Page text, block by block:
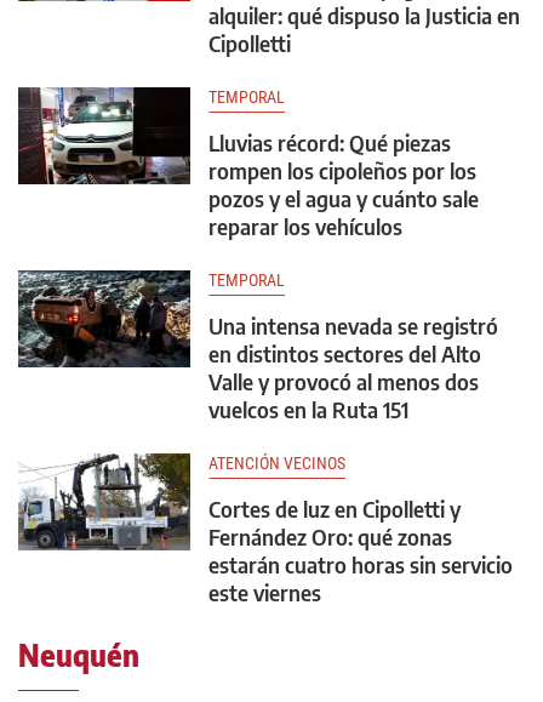
alquiler: qué dispuso la Justicia en
Cipolletti
TEMPORAL
Lluvias récord: Qué piezas
rompen los cipoleños por los
pozos y el agua y cuánto sale
reparar los vehículos
TEMPORAL
Una intensa nevada se registró
en distintos sectores del Alto
Valle y provocó al menos dos
vuelcos en la Ruta 151
ATENCIÓN VECINOS
Cortes de luz en Cipolletti y
Fernández Oro: qué zonas
estarán cuatro horas sin servicio
este viernes
Neuquén